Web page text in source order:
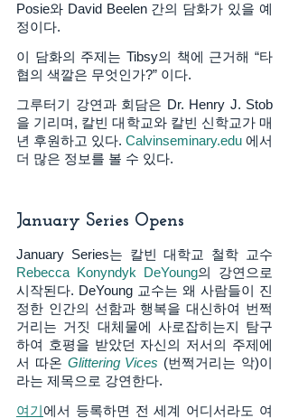
Posie와 David Beelen 간의 담화가 있을 예
정이다.
이 담화의 주제는 Tibsy의 책에 근거해 “타
협의 색깔은 무엇인가?” 이다.
그루터기 강연과 회담은 Dr. Henry J. Stob
을 기리며, 칼빈 대학교와 칼빈 신학교가 매
년 후원하고 있다. Calvinseminary.edu 에서
더 많은 정보를 볼 수 있다.
January Series Opens
Rebecca Konyndyk DeYoung의 강연으로
시작된다. DeYoung 교수는 왜 사람들이 진
정한 인간의 선함과 행복을 대신하여 번쩍
거리는 거짓 대체물에 사로잡히는지 탐구
하여 호평을 받았던 자신의 저서의 주제에
서 따온 Glittering Vices (번쩍거리는 악)이
라는 제목으로 강연한다.
여기에서 등록하면 전 세계 어디서라도 여